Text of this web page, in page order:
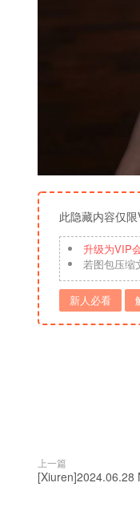
此隐藏内容仅
升级为VIP
若图包压缩
新人必看
上一篇
[Xiuren]2024.06.28